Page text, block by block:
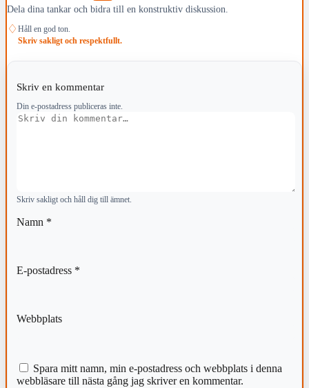
Dela dina tankar och bidra till en konstruktiv diskussion.
♢ Håll en god ton.
Skriv sakligt och respektfullt.
Skriv en kommentar
Din e-postadress publiceras inte.
Kommentar
Skriv sakligt och håll dig till ämnet.
Namn *
E-postadress *
Webbplats
Spara mitt namn, min e-postadress och webbplats i denna
webbläsare till nästa gång jag skriver en kommentar.